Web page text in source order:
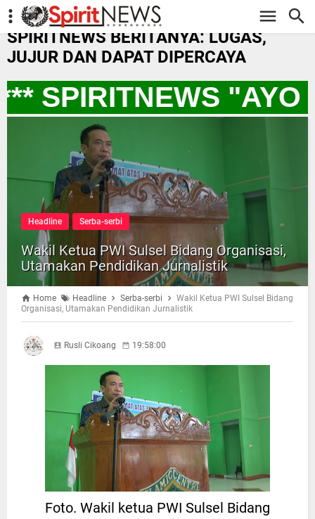
-->
SPIRITNEWS BERITANYA: LUGAS,
JUJUR DAN DAPAT DIPERCAYA
SPIRITNEWS "AYO
Headline Serba-serbi
Wakil Ketua PWI Sulsel Bidang Organisasi,
Utamakan Pendidikan Jurnalistik
Home Headline Serba-serbi
Wakil Ketua PWI Sulsel Bidang
Organisasi, Utamakan Pendidikan Jurnalistik
Rusli Cikoang 19:58:00
Foto. Wakil ketua PWI Sulsel Bidang